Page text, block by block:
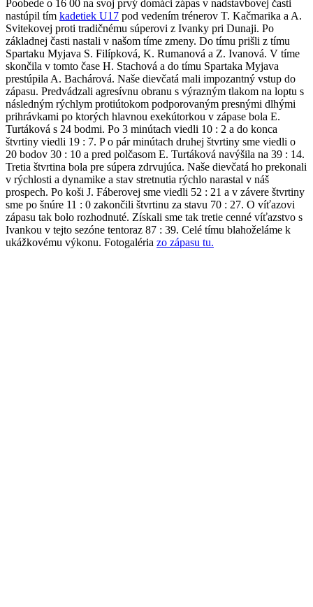
Poobede o 16 00 na svoj prvý domáci zápas v nadstavbovej časti
nastúpil tím kadetiek U17 pod vedením trénerov T. Kačmarika a A.
Svitekovej proti tradičnému súperovi z Ivanky pri Dunaji. Po
základnej časti nastali v našom tíme zmeny. Do tímu prišli z tímu
Spartaku Myjava S. Filípková, K. Rumanová a Z. Ivanová. V tíme
skončila v tomto čase H. Stachová a do tímu Spartaka Myjava
prestúpila A. Bachárová. Naše dievčatá mali impozantný vstup do
zápasu. Predvádzali agresívnu obranu s výrazným tlakom na loptu s
následným rýchlym protiútokom podporovaným presnými dlhými
prihrávkami po ktorých hlavnou exekútorkou v zápase bola E.
Turtáková s 24 bodmi. Po 3 minútach viedli 10 : 2 a do konca
štvrtiny viedli 19 : 7. P o pár minútach druhej štvrtiny sme viedli o
20 bodov 30 : 10 a pred polčasom E. Turtáková navýšila na 39 : 14.
Tretia štvrtina bola pre súpera zdrvujúca. Naše dievčatá ho prekonali
v rýchlosti a dynamike a stav stretnutia rýchlo narastal v náš
prospech. Po koši J. Fáberovej sme viedli 52 : 21 a v závere štvrtiny
sme po šnúre 11 : 0 zakončili štvrtinu za stavu 70 : 27. O víťazovi
zápasu tak bolo rozhodnuté. Získali sme tak tretie cenné víťazstvo s
Ivankou v tejto sezóne tentoraz 87 : 39. Celé tímu blahoželáme k
ukážkovému výkonu. Fotogaléria zo zápasu tu.